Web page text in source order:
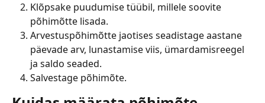
Klõpsake puudumise tüübil, millele soovite
põhimõtte lisada.
Arvestuspõhimõtte jaotises seadistage aastane
päevade arv, lunastamise viis, ümardamisreegel
ja saldo seaded.
Salvestage põhimõte.